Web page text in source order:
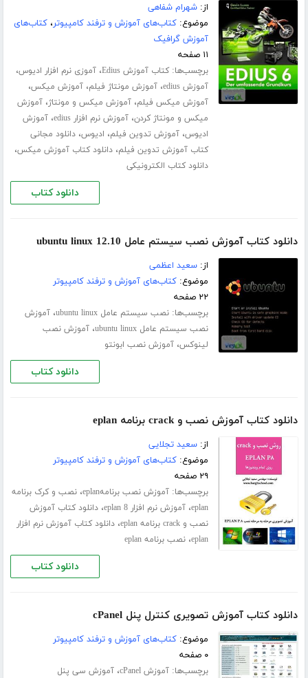
از:شهرام شفاهی
موضوع:کتاب‌های آموزش و ترفند کامپیوتر،کتاب‌های
آموزش گرافیک
۱۱ صفحه
برچسب‌ها:کتاب آموزش Edius ،آموزی نرم افزار ادیوس،
آموزش edius ،آموزش مونتاژ فیلم،آموزش میکس،
آموزش میکس فیلم،آموزش میکس و مونتاژ،آموزش
میکس و مونتاژ کردن،آموزش نرم افزار edius ،آموزش
ادیوس،آموزش تدوین فیلم، ادیوس،دانلود مجانی
کتاب آموزش تدوین فیلم،دانلود کتاب آموزش میکس،
دانلود کتاب الکترونیکی
دانلود کتاب
دانلود کتاب آموزش نصب سیستم عامل ubuntu linux 12.10
از:سعید اعظمی
موضوع:کتاب‌های آموزش و ترفند کامپیوتر
۲۲ صفحه
برچسب‌ها:نصب سیستم عامل ubuntu linux ،آموزش
نصب سیستم عامل ubuntu linux
،آموزش نصب
لینوکس،آموزش نصب ابونتو
دانلود کتاب
دانلود کتاب آموزش نصب و crack برنامه eplan
از:سعید تجلایی
موضوع:کتاب‌های آموزش و ترفند کامپیوتر
۲۹ صفحه
برچسب‌ها:آموزش نصب برنامهeplan ،نصب و کرک برنامه
eplan،آموزش نرم افزار eplan 8 ،دانلود کتاب آموزش
نصب و crack برنامه eplan
،دانلود کتاب آموزش نرم افزار
eplan،نصب برنامه eplan
دانلود کتاب
دانلود کتاب آموزش تصویری کنترل پنل cPanel
موضوع:کتاب‌های آموزش و ترفند کامپیوتر
۰ صفحه
برچسب‌ها:آموزش cPanel ،آموزش سی پنل